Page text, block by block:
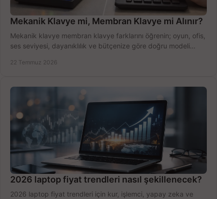
Mekanik Klavye mi, Membran Klavye mi Alınır?
Mekanik klavye membran klavye farklarını öğrenin; oyun, ofis,
ses seviyesi, dayanıklılık ve bütçenize göre doğru modeli
22 Temmuz 2026
2026 laptop fiyat trendleri nasıl şekillenecek?
2026 laptop fiyat trendleri için kur, işlemci, yapay zeka ve